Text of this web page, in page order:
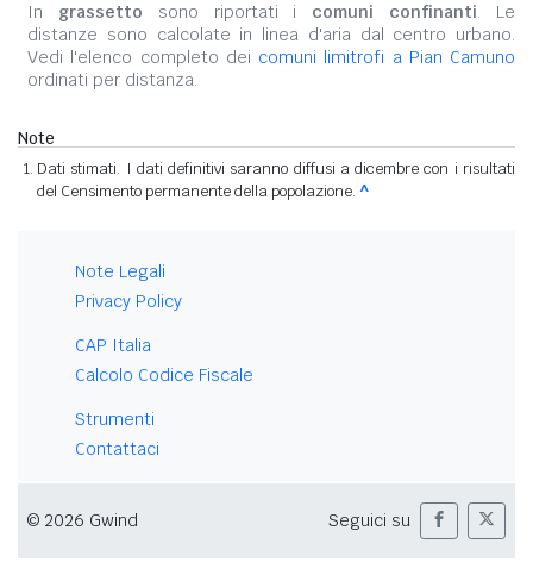
In grassetto sono riportati i comuni confinanti. Le
distanze sono calcolate in linea d'aria dal centro urbano.
Vedi l'elenco completo dei comuni limitrofi a Pian Camuno
ordinati per distanza.
Note
Dati stimati. I dati definitivi saranno diffusi a dicembre con i risultati
del Censimento permanente della popolazione. ^
Note Legali
Privacy Policy
CAP Italia
Calcolo Codice Fiscale
Strumenti
Contattaci
© 2026 Gwind Seguici su